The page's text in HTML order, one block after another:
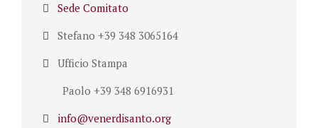
Sede Comitato
Stefano +39 348 3065164
Ufficio Stampa
Paolo +39 348 6916931
info@venerdisanto.org